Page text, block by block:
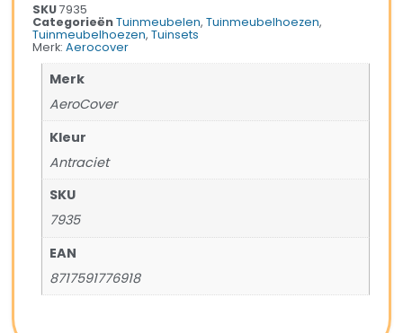
SKU7935
Categorieën Tuinmeubelen,Tuinmeubelhoezen,
Tuinmeubelhoezen,Tuinsets
Merk:Aerocover
Merk
AeroCover
Kleur
Antraciet
SKU
7935
EAN
8717591776918